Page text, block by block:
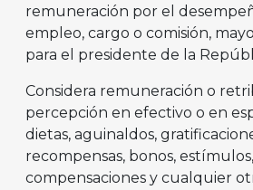
remuneración por el
empleo, cargo o comisión,
para el presidente de la
Considera remuneración o
percepción en efectivo o en
dietas, aguinaldos,
recompensas, bonos,
compensaciones y cualquier